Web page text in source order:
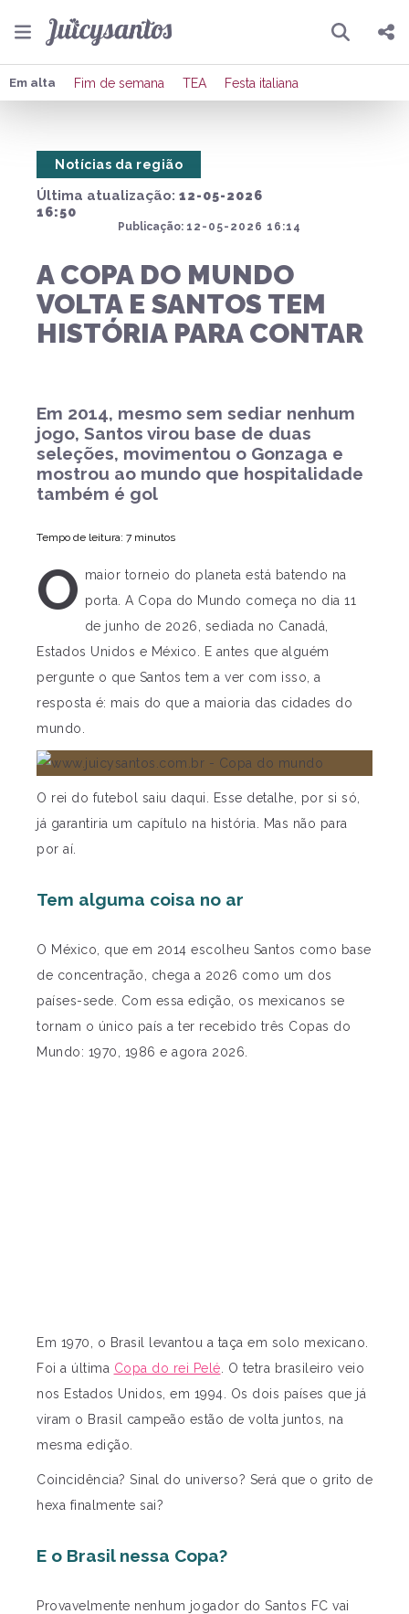
Pesquisar
Compartilhar
Em alta Fim de semana TEA Festa italiana
Última atualização: 12-05-2026
16:50
Publicação: 12-05-2026 16:14
Notícias da região
A COPA DO MUNDO
VOLTA E SANTOS TEM
HISTÓRIA PARA CONTAR
Em 2014, mesmo sem sediar nenhum
jogo, Santos virou base de duas
seleções, movimentou o Gonzaga e
mostrou ao mundo que hospitalidade
também é gol
Tempo de leitura: 7 minutos
O maior torneio do planeta está batendo na
porta. A Copa do Mundo começa no dia 11
de junho de 2026, sediada no Canadá,
Estados Unidos e México. E antes que alguém
pergunte o que Santos tem a ver com isso, a
resposta é: mais do que a maioria das cidades do
mundo.
O rei do futebol saiu daqui. Esse detalhe, por si só,
já garantiria um capítulo na história. Mas não para
por aí.
Tem alguma coisa no ar
O México, que em 2014 escolheu Santos como base
de concentração, chega a 2026 como um dos
países-sede. Com essa edição, os mexicanos se
tornam o único país a ter recebido três Copas do
Mundo: 1970, 1986 e agora 2026.
Em 1970, o Brasil levantou a taça em solo mexicano.
Foi a última Copa do rei Pelé . O tetra brasileiro veio
nos Estados Unidos, em 1994. Os dois países que já
viram o Brasil campeão estão de volta juntos, na
mesma edição.
Coincidência? Sinal do universo? Será que o grito de
hexa finalmente sai?
E o Brasil nessa Copa?
Provavelmente nenhum jogador do Santos FC vai